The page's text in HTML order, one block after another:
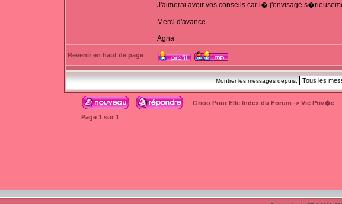
J'aimerai avoir vos conseils car l� j'envisage
Merci d'avance.
Agna
Revenir en haut de page
Montrer les messages depuis:
Grioo Pour Elle Index du Forum -> Vie Priv�e
Page 1 sur 1